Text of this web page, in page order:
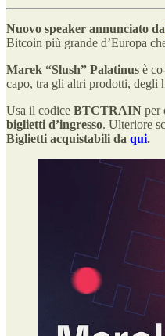
Nuovo speaker annunciato da
Bitcoin più grande d’Europa
Marek “Slush” Palatinus è
capo, tra gli altri prodotti, degli
Usa il codice BTCTRAIN per
biglietti d’ingresso. Ulteriore
Biglietti acquistabili da qui.